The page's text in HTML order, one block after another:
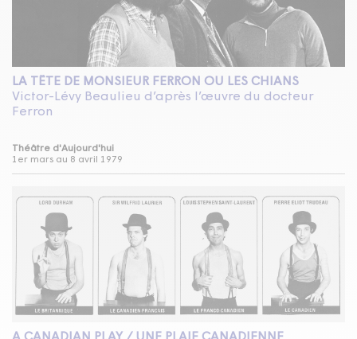
LA TÊTE DE MONSIEUR FERRON OU LES CHIANS
Victor-Lévy Beaulieu d’après l’œuvre du docteur
Ferron
Théâtre d'Aujourd'hui
1er mars au 8 avril 1979